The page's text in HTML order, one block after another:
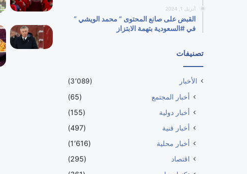
أبريل 1, 2024
القبض على صانع المحتوى ” محمد الويشي ”
في #السعودية بتهمة الابتزاز
تصنيفات
الأخبار (3٬089)
أخبار المجتمع
(65)
أخبار دولية
(155)
أخبار فنية
(497)
أخبار محلية
(1٬616)
اقتصاد
(295)